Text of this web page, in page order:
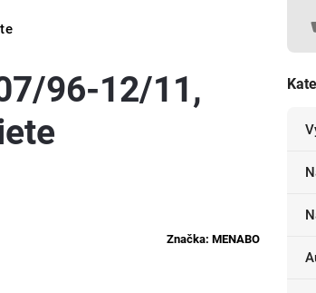
96-12/11,
Značka: MENABO